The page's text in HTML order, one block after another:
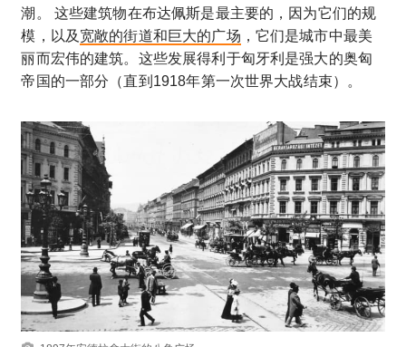
潮。 这些建筑物在布达佩斯是最主要的，因为它们的规
模，以及 宽敞的街道和巨大的广场 ，它们是城市中最美
丽而宏伟的建筑。这些发展得利于匈牙利是强大的奥匈
帝国的一部分（直到1918年第一次世界大战结束）。